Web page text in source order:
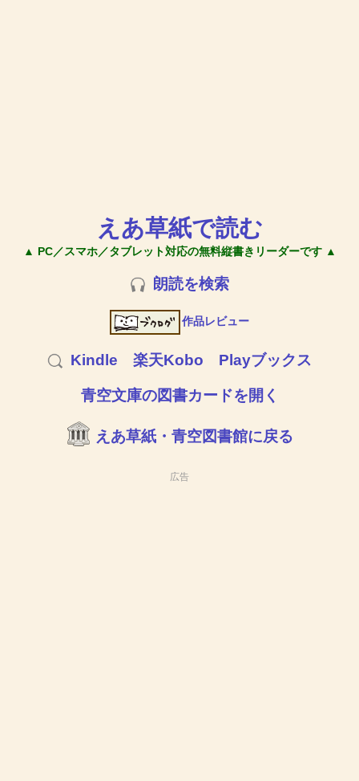
えあ草紙で読む
▲ PC／スマホ／タブレット対応の無料縦書きリーダーです ▲
朗読を検索
作品レビュー
Kindle 楽天Kobo Playブックス
青空文庫の図書カードを開く
えあ草紙・青空図書館に戻る
広告